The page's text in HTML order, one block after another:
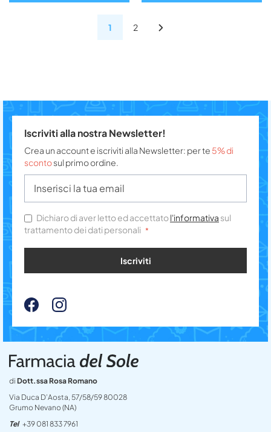
1 2
di Dott.ssa Rosa Romano
Via Duca D’Aosta, 57/58/59 80028
Grumo Nevano (NA)
Tel +39 081 833 7961
Iscriviti alla nostra Newsletter!
Crea un account e iscriviti alla Newsletter: per te 5% di
scontosul primo ordine.
Dichiaro di aver letto ed accettatol'informativa sul
trattamento dei dati personali
Iscriviti